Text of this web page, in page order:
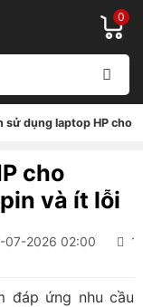
0
sử dụng laptop HP cho
cho
và ít lỗi
07-2026 02:00
đáp ứng nhu cầu